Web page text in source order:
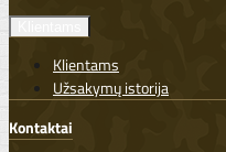
Klientams
Užsakymų istorija
Kontaktai